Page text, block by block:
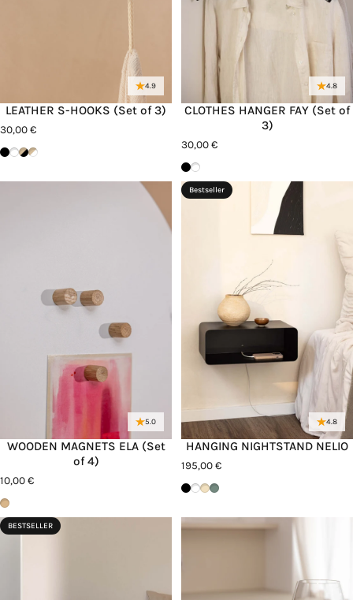
4.9
LEATHER S-HOOKS (Set of 3)
30,00 €
Schwarz
Weiß
Beige/Schwarz
Beige/Weiß
4.8
CLOTHES HANGER FAY (Set of
3)
30,00 €
Schwarz
Weiß
5.0
WOODEN MAGNETS ELA (Set
of 4)
10,00 €
Eiche
4.8
Bestseller
HANGING NIGHTSTAND NELIO
195,00 €
Schwarz
Weiß
Cashew
Green Tea
BESTSELLER